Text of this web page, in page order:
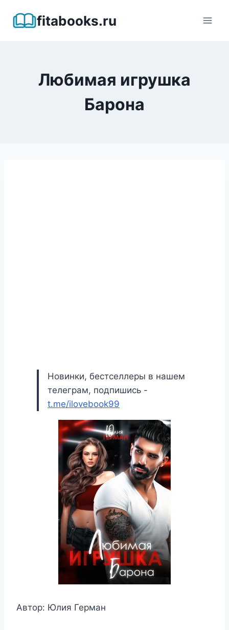
fitabooks.ru
Любимая игрушка
Барона
Новинки, бестселлеры в нашем
телеграм, подпишись -
t.me/ilovebook99
Автор: Юлия Герман